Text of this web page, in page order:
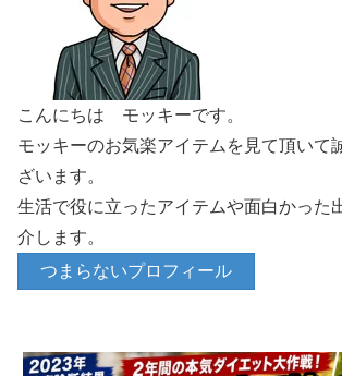
こんにちは モッキーです。
モッキーのお気楽アイテムを見て頂いて
ざいます。
生活で役に立ったアイテムや面白かった
介します。
つまらないプロフィール